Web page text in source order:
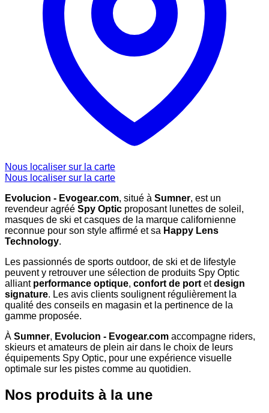
Nous localiser sur la carte
Nous localiser sur la carte
Evolucion - Evogear.com, situé à Sumner, est un
revendeur agréé Spy Optic proposant lunettes de soleil,
masques de ski et casques de la marque californienne
reconnue pour son style affirmé et sa Happy Lens
Technology.
Les passionnés de sports outdoor, de ski et de lifestyle
peuvent y retrouver une sélection de produits Spy Optic
alliant performance optique, confort de portetdesign
signature. Les avis clients soulignent régulièrement la
qualité des conseils en magasin et la pertinence de la
gamme proposée.
À Sumner, Evolucion - Evogear.com accompagne riders,
skieurs et amateurs de plein air dans le choix de leurs
équipements Spy Optic, pour une expérience visuelle
optimale sur les pistes comme au quotidien.
Nos produits à la une